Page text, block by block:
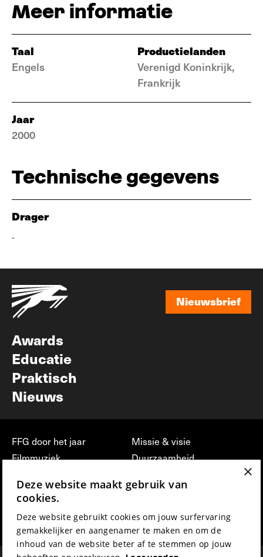
Meer informatie
Taal
Engels
Productielanden
Verenigd Koninkrijk,
Frankrijk
Jaar
2000
Technische gegevens
Drager
-
Nieuwsbrief
Awards
Educatie
Praktisch
Nieuws
FFG door het jaar
Filmmuziek
Press & Industry
Film Fest Friends
Missie & visie
Duurzaamheid
vrijwilligerswerk bij FFG
Privacy & Disclaimer
×
Deze website maakt gebruik van
cookies.
Deze website gebruikt cookies om jouw surfervaring
gemakkelijker en aangenamer te maken en om de
inhoud van de website beter af te stemmen op jouw